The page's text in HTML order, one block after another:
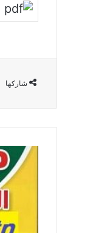
شاركها
كتاب
مشروعي